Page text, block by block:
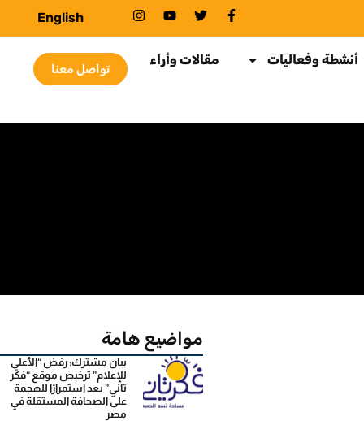
English
أنشطة وفعاليات مقالات وأراء
تواصل معنا
مواضيع هامة
بيان مشترك: رفض “الأعلى
للإعلام” ترخيص موقع “فكَّر
تاني” يعد استمرارًا للهجمة
على الصحافة المستقلة في
مصر